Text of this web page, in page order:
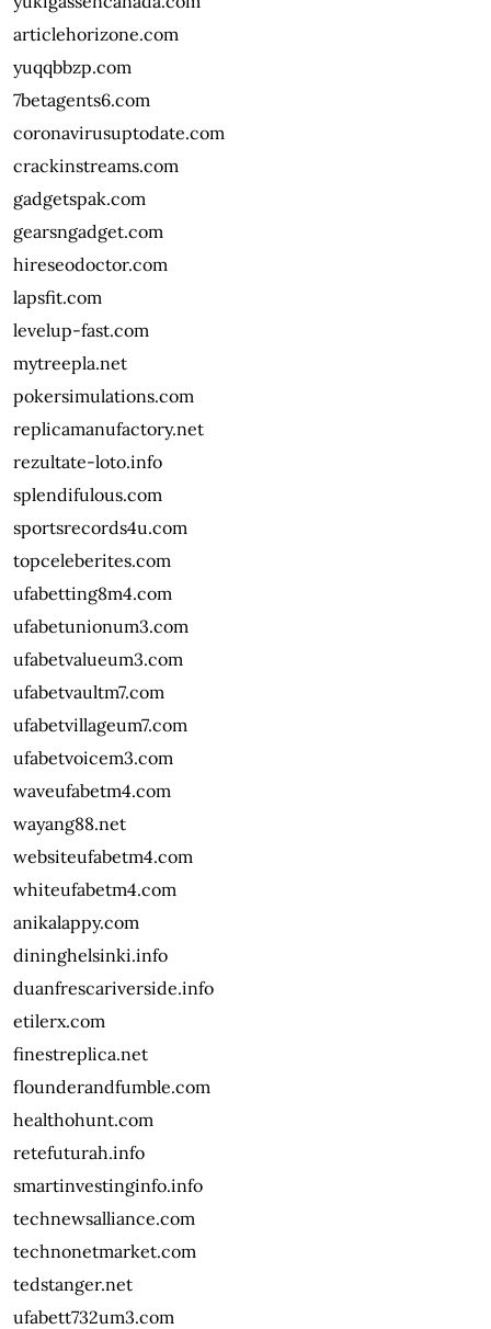
articlehorizone.com
yuqqbbzp.com
7betagents6.com
coronavirusuptodate.com
crackinstreams.com
gadgetspak.com
gearsngadget.com
hireseodoctor.com
lapsfit.com
levelup-fast.com
mytreepla.net
pokersimulations.com
replicamanufactory.net
rezultate-loto.info
splendifulous.com
sportsrecords4u.com
topceleberites.com
ufabetting8m4.com
ufabetunionum3.com
ufabetvalueum3.com
ufabetvaultm7.com
ufabetvillageum7.com
ufabetvoicem3.com
waveufabetm4.com
wayang88.net
websiteufabetm4.com
whiteufabetm4.com
anikalappy.com
dininghelsinki.info
duanfrescariverside.info
etilerx.com
finestreplica.net
flounderandfumble.com
healthohunt.com
retefuturah.info
smartinvestinginfo.info
technewsalliance.com
technonetmarket.com
tedstanger.net
ufabett732um3.com